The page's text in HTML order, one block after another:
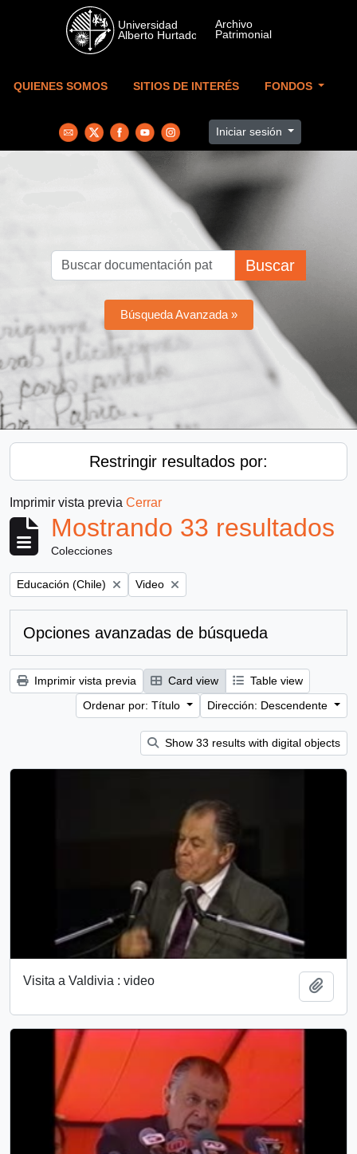
Skip to main content
QUIENES SOMOS SITIOS DE INTERÉS FONDOS
Iniciar sesión
Buscar
Búsqueda Avanzada »
Restringir resultados por:
Imprimir vista previa Cerrar
Mostrando 33 resultados
Colecciones
Remove filter:
Educación (Chile) Remove filter:
Video
Opciones avanzadas de búsqueda
Imprimir vista previa Card view
Table view
Ordenar por: Título
Dirección: Descendente
Show 33 results with digital objects
Visita a Valdivia : video